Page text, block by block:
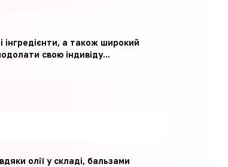
інгредієнти, а також широкий
свою індивіду...
олії у складі, бальзами